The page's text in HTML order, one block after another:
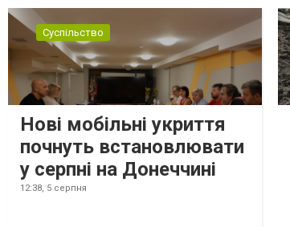
Суспільство
Нові мобільні укриття
почнуть встановлювати
у серпні на Донеччині
12:38, 5 серпня